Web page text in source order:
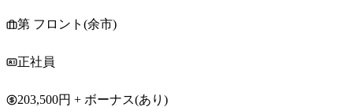
第 フロント(余市)
正社員
203,500円 + ボーナス(あり)